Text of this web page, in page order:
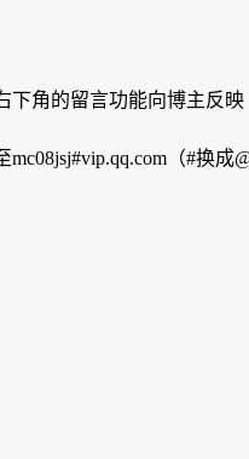
角的留言功能向博主反映
（#换成@